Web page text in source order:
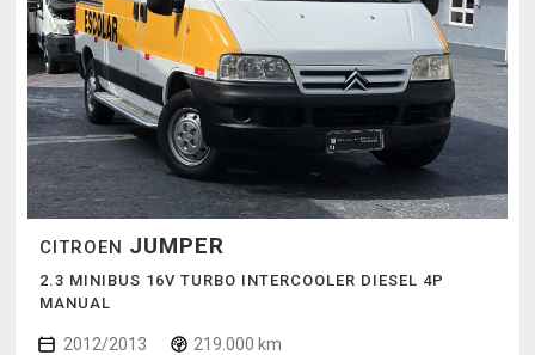
CITROEN JUMPER
2.3 MINIBUS 16V TURBO INTERCOOLER DIESEL 4P
MANUAL
2012/2013 219.000 km